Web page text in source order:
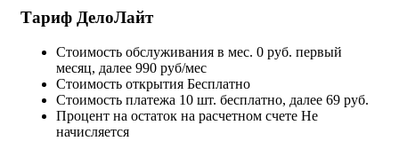
Тариф ДелоЛайт
Стоимость обслуживания в мес. 0 руб. первый
месяц, далее 990 руб/мес
Стоимость открытия Бесплатно
Стоимость платежа 10 шт. бесплатно, далее 69 руб.
Процент на остаток на расчетном счете Не
начисляется